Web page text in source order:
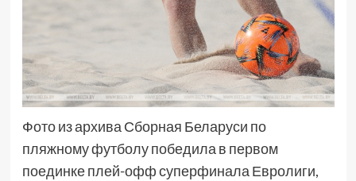
Фото из архива Сборная Беларуси по
пляжному футболу победила в первом
поединке плей-офф суперфинала Евролиги,